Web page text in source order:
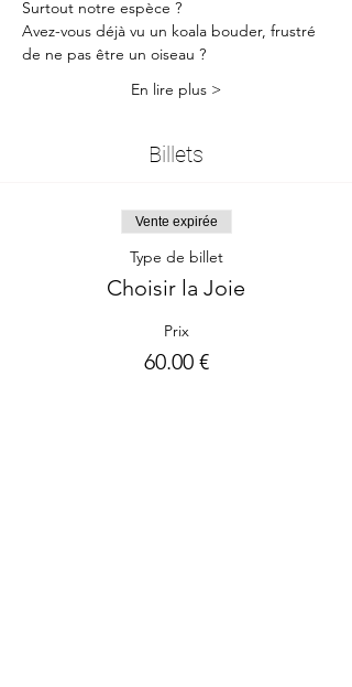
Surtout notre espèce ?
Avez-vous déjà vu un koala bouder, frustré
de ne pas être un oiseau ?
En lire plus >
Billets
Vente expirée
Type de billet
Choisir la Joie
Prix
60.00 €